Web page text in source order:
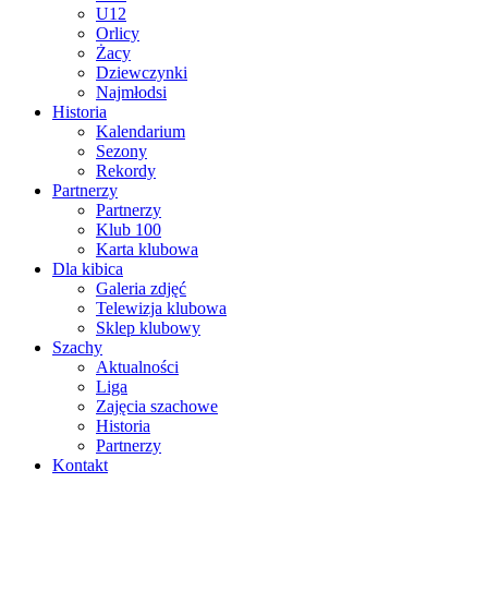
U12
Orlicy
Żacy
Dziewczynki
Najmłodsi
Historia
Kalendarium
Sezony
Rekordy
Partnerzy
Partnerzy
Klub 100
Karta klubowa
Dla kibica
Galeria zdjęć
Telewizja klubowa
Sklep klubowy
Szachy
Aktualności
Liga
Zajęcia szachowe
Historia
Partnerzy
Kontakt